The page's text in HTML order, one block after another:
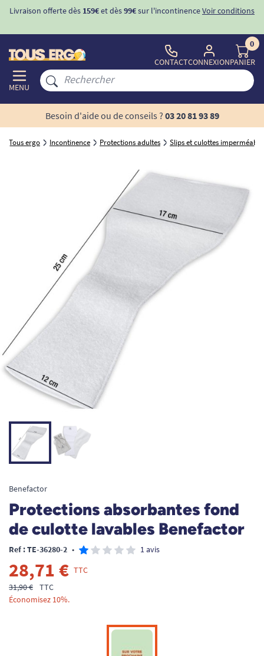
Livraison offerte dès 159€et dès99€sur l'incontinenceVoir conditions
MENU
CONTACTCONNEXION
0
PANIER
Besoin d'aide ou de conseils ? 03 20 81 93 89
Tous ergo Incontinence Protections adultes Slips et culottes
Benefactor
Protections absorbantes fond
de culotte lavables Benefactor
Ref : TE-36280-2 • 1 avis
28,71 € TTC
31,90 €
TTC
Économisez 10%.